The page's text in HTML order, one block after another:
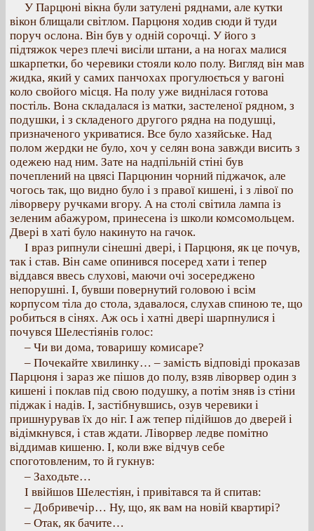
У Парцюні вікна були затулені ряднами, але кутки
вікон блищали світлом. Парцюня ходив сюди й туди
поруч ослона. Він був у одній сорочці. У його з
підтяжок через плечі висіли штани, а на ногах малися
шкарпетки, бо черевики стояли коло полу. Вигляд він мав
жидка, який у самих панчохах прогулюється у вагоні
коло свойого місця. На полу уже виднілася готова
постіль. Вона складалася із матки, застеленої рядном, з
подушки, і з складеного другого рядна на подушці,
призначеного укриватися. Все було хазяйське. Над
полом жердки не було, хоч у селян вона завжди висить з
одежею над ним. Зате на надпільній стіні був
почеплений на цвясі Парцюнин чорний піджачок, але
чогось так, що видно було і з правої кишені, і з лівої по
ліворверу ручками вгору. А на столі світила лампа із
зеленим абажуром, принесена із школи комсомольцем.
Двері в хаті було накинуто на гачок.
І враз рипнули сінешні двері, і Парцюня, як це почув,
так і став. Він саме опинився посеред хати і тепер
віддався ввесь слухові, маючи очі зосереджено
непорушні. І, бувши повернутий головою і всім
корпусом тіла до стола, здавалося, слухав спиною те, що
робиться в сінях. Аж ось і хатні двері шарпнулися і
почувся Шелестіянів голос:
– Чи ви дома, товаришу комисаре?
– Почекайте хвилинку… – замість відповіді проказав
Парцюня і зараз же пішов до полу, взяв ліворвер один з
кишені і поклав під свою подушку, а потім зняв із стіни
піджак і надів. І, застібнувшись, озув черевики і
пришнурував їх до ніг. І аж тепер підійшов до дверей і
відімкнувся, і став ждати. Ліворвер ледве помітно
віддимав кишеню. І, коли вже відчув себе
споготовленим, то й гукнув:
– Заходьте…
І ввійшов Шелестіян, і привітався та й спитав:
– Добривечір… Ну, що, як вам на новій квартирі?
– Отак, як бачите…